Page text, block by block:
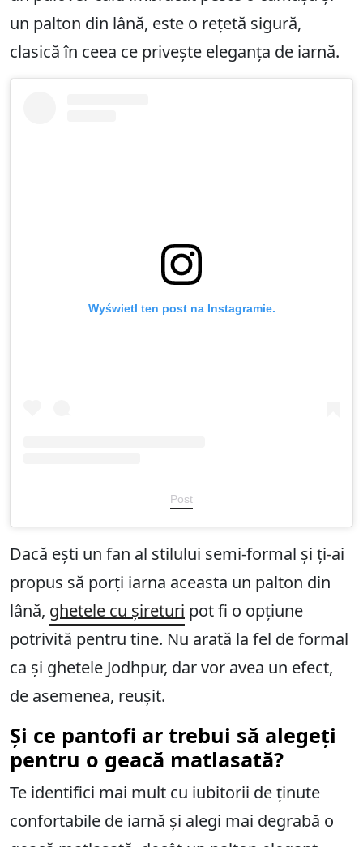
un palton din lână, este o rețetă sigură,
clasică în ceea ce privește eleganța de iarnă.
Wyświetl ten post na Instagramie.
Post
Dacă ești un fan al stilului semi-formal și ți-ai
propus să porți iarna aceasta un palton din
lână, ghetele cu șireturi pot fi o opțiune
potrivită pentru tine. Nu arată la fel de formal
ca și ghetele Jodhpur, dar vor avea un efect,
de asemenea, reușit.
Și ce pantofi ar trebui să alegeți
pentru o geacă matlasată?
Te identifici mai mult cu iubitorii de ținute
confortabile de iarnă și alegi mai degrabă o